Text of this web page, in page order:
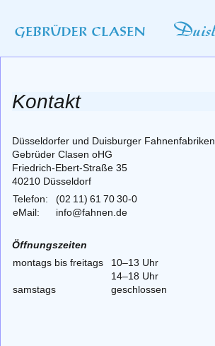
Kontakt
Düsseldorfer und Duisburger Fahnenfabriken
Gebrüder Clasen oHG
Friedrich-Ebert-Straße 35
40210 Düsseldorf
Telefon:
(02 11) 61 70 30-0
eMail:
info@fahnen.de
Öffnungszeiten
montags bis freitags
10–13 Uhr
14–18 Uhr
samstags
geschlossen